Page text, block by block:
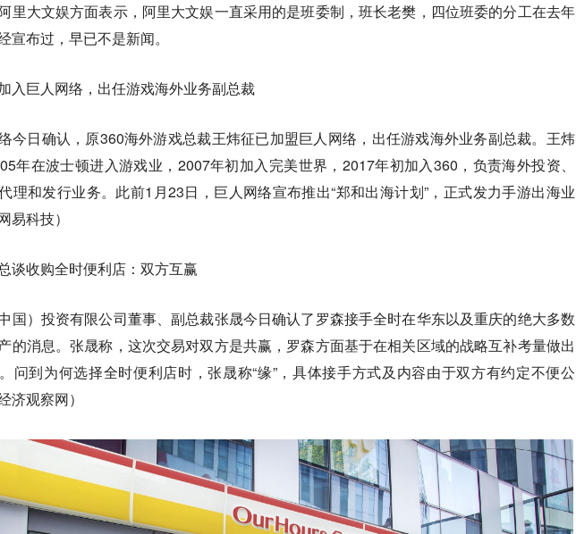
里大文娱方面表示，阿里大文娱一直采用的是班委制，班长老樊，四位班委的分工在去年
宣布过，早已不是新闻。
入巨人网络，出任游戏海外业务副总裁
今日确认，原360海外游戏总裁王炜征已加盟巨人网络，出任游戏海外业务副总裁。王炜
年在波士顿进入游戏业，2007年初加入完美世界，2017年初加入360，负责海外投资、
理和发行业务。此前1月23日，巨人网络宣布推出“郑和出海计划”，正式发力手游出海业
易科技）
谈收购全时便利店：双方互赢
国）投资有限公司董事、副总裁张晟今日确认了罗森接手全时在华东以及重庆的绝大多数
的消息。张晟称，这次交易对双方是共赢，罗森方面基于在相关区域的战略互补考量做出
问到为何选择全时便利店时，张晟称“缘”，具体接手方式及内容由于双方有约定不便公
济观察网）